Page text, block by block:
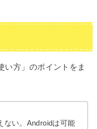
い方」のポイントをま
ない。Androidは可能